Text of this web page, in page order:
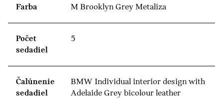
Farba M Brooklyn Grey Metalíza
Počet
sedadiel
5
Čalúnenie
sedadiel
BMW Individual interior design with
Adelaide Grey bicolour leather